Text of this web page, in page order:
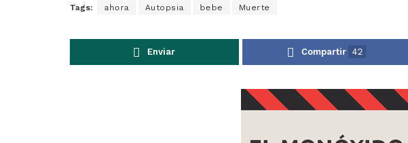
Tags: ahora Autopsia bebe Muerte
Enviar Compartir 42